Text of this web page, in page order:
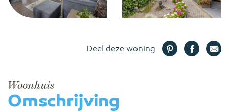
Deel deze woning
Woonhuis
Omschrijving